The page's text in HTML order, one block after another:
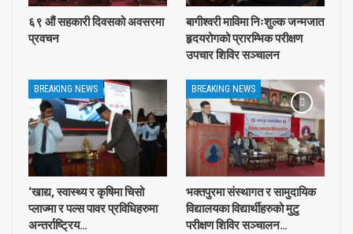
६९ ‍औं सहकारी दिवसको अवसरमा
प्रवचन
बागीश्वरी माविमा निःशुल्क जन्मजात
हृदयरोगको प्रारम्भिक परीक्षण
उपचार शिविर सञ्चालन
BREAKING NEWS
‘खाद्य, स्वास्थ्य र कृषिमा चिसो
प्लाज्मा र पल्स पावर प्रविधिहरुमा
अन्तर्राष्ट्रिय…
BREAKING NEWS
भक्तपुरमा संस्थागत र सामुदायिक
विद्यालयका विद्यार्थीहरुको मुटु
परीक्षण शिविर सञ्चालन…